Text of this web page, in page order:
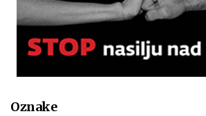
Oznake